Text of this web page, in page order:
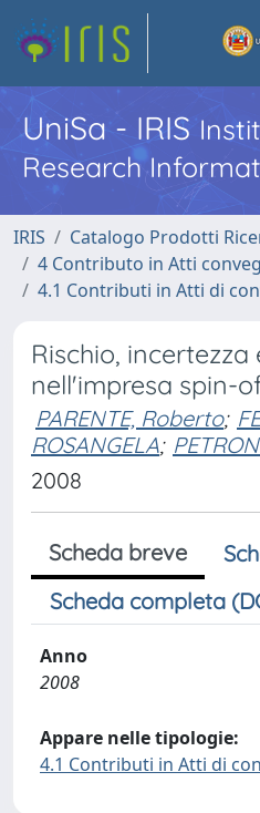
UniSa - IRIS
Research
IRIS
Catalogo Prodotti
4 Contributo in Atti
4.1 Contributi in Atti di
Rischio,
nell'impresa spin-
PARENTE, Roberto;
ROSANGELA;
2008
Scheda breve
Scheda completa
Anno
2008
Appare nelle tipologie:
4.1 Contributi in Atti di